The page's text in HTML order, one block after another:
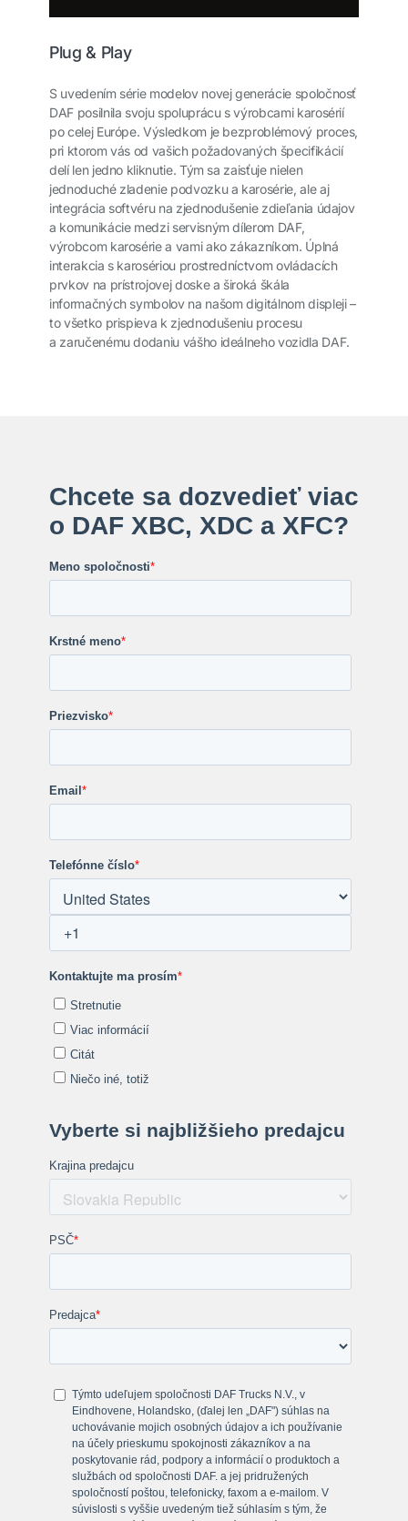
Plug & Play
S uvedením série modelov novej generácie spoločnosť
DAF posilnila svoju spoluprácu s výrobcami karosérií
po celej Európe. Výsledkom je bezproblémový proces,
pri ktorom vás od vašich požadovaných špecifikácií
delí len jedno kliknutie. Tým sa zaisťuje nielen
jednoduché zladenie podvozku a karosérie, ale aj
integrácia softvéru na zjednodušenie zdieľania údajov
a komunikácie medzi servisným dílerom DAF,
výrobcom karosérie a vami ako zákazníkom. Úplná
interakcia s karosériou prostredníctvom ovládacích
prvkov na prístrojovej doske a široká škála
informačných symbolov na našom digitálnom displeji –
to všetko prispieva k zjednodušeniu procesu
a zaručenému dodaniu vášho ideálneho vozidla DAF.